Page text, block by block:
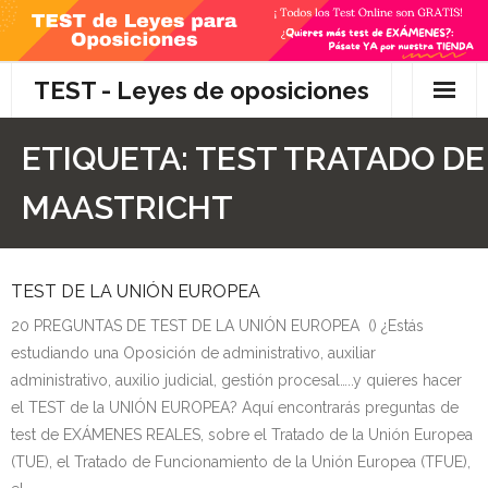
Skip
content
TEST - Leyes de oposiciones
- Diferencia entre propuesta y proposición de ley
- ¿Es PRECEPTIVO el Recurso de Alzada? ¿Y
- Diferencia entre Personalidad Jurídica PLENA y
ETIQUETA: TEST TRATADO DE
MAASTRICHT
TEST DE LA UNIÓN EUROPEA
20 PREGUNTAS DE TEST DE LA UNIÓN EUROPEA () ¿Estás
estudiando una Oposición de administrativo, auxiliar
administrativo, auxilio judicial, gestión procesal…..y quieres hacer
el TEST de la UNIÓN EUROPEA? Aquí encontrarás preguntas de
test de EXÁMENES REALES, sobre el Tratado de la Unión Europea
(TUE), el Tratado de Funcionamiento de la Unión Europea (TFUE),